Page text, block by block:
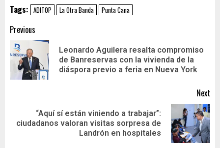
Tags: ADITOP La Otra Banda Punta Cana
Previous
Leonardo Aguilera resalta compromiso
de Banreservas con la vivienda de la
diáspora previo a feria en Nueva York
Next
“Aquí sí están viniendo a trabajar”:
ciudadanos valoran visitas sorpresa de
Landrón en hospitales